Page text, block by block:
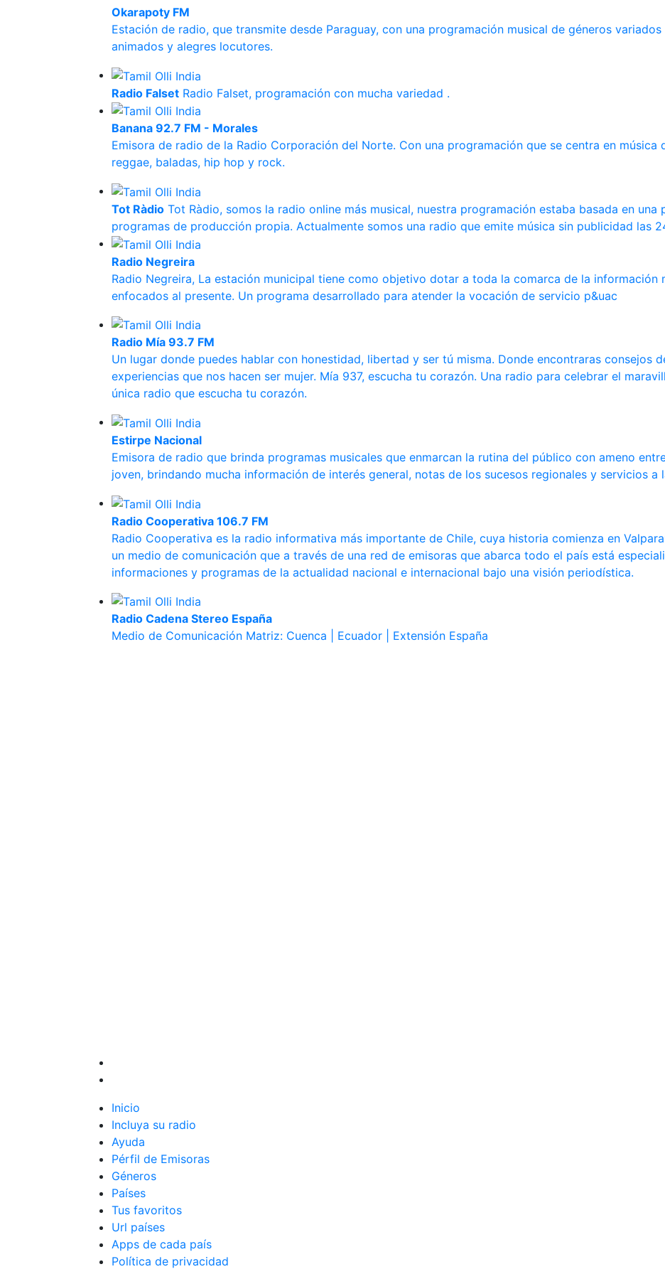
Okarapoty FM
Estación de radio, que transmite desde Paraguay, con una programación musical de géneros
animados y alegres locutores.
Radio Falset Radio Falset, programación con mucha variedad .
Banana 92.7 FM - Morales
Emisora de radio de la Radio Corporación del Norte. Con una programación que se centra en música
reggae, baladas, hip hop y rock.
Tot Ràdio Tot Ràdio, somos la radio online más musical, nuestra programación estaba basada en una
programas de producción propia. Actualmente somos una radio que emite música sin publicidad las
Radio Negreira
Radio Negreira, La estación municipal tiene como objetivo dotar a toda la comarca de la información
enfocados al presente. Un programa desarrollado para atender la vocación de servicio p&uac
Radio Mía 93.7 FM
Un lugar donde puedes hablar con honestidad, libertad y ser tú misma. Donde encontraras consejos
experiencias que nos hacen ser mujer. Mía 937, escucha tu corazón. Una radio para celebrar el
única radio que escucha tu corazón.
Estirpe Nacional
Emisora de radio que brinda programas musicales que enmarcan la rutina del público con ameno
joven, brindando mucha información de interés general, notas de los sucesos regionales y servicios a
Radio Cooperativa 106.7 FM
Radio Cooperativa es la radio informativa más importante de Chile, cuya historia comienza en
un medio de comunicación que a través de una red de emisoras que abarca todo el país está
informaciones y programas de la actualidad nacional e internacional bajo una visión periodística.
Radio Cadena Stereo España
Medio de Comunicación Matriz: Cuenca | Ecuador | Extensión España
Inicio
Incluya su radio
Ayuda
Pérfil de Emisoras
Géneros
Países
Tus favoritos
Url países
Apps de cada país
Política de privacidad